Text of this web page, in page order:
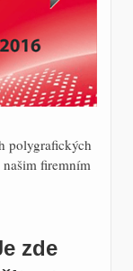
polygrafických
firemním
zde